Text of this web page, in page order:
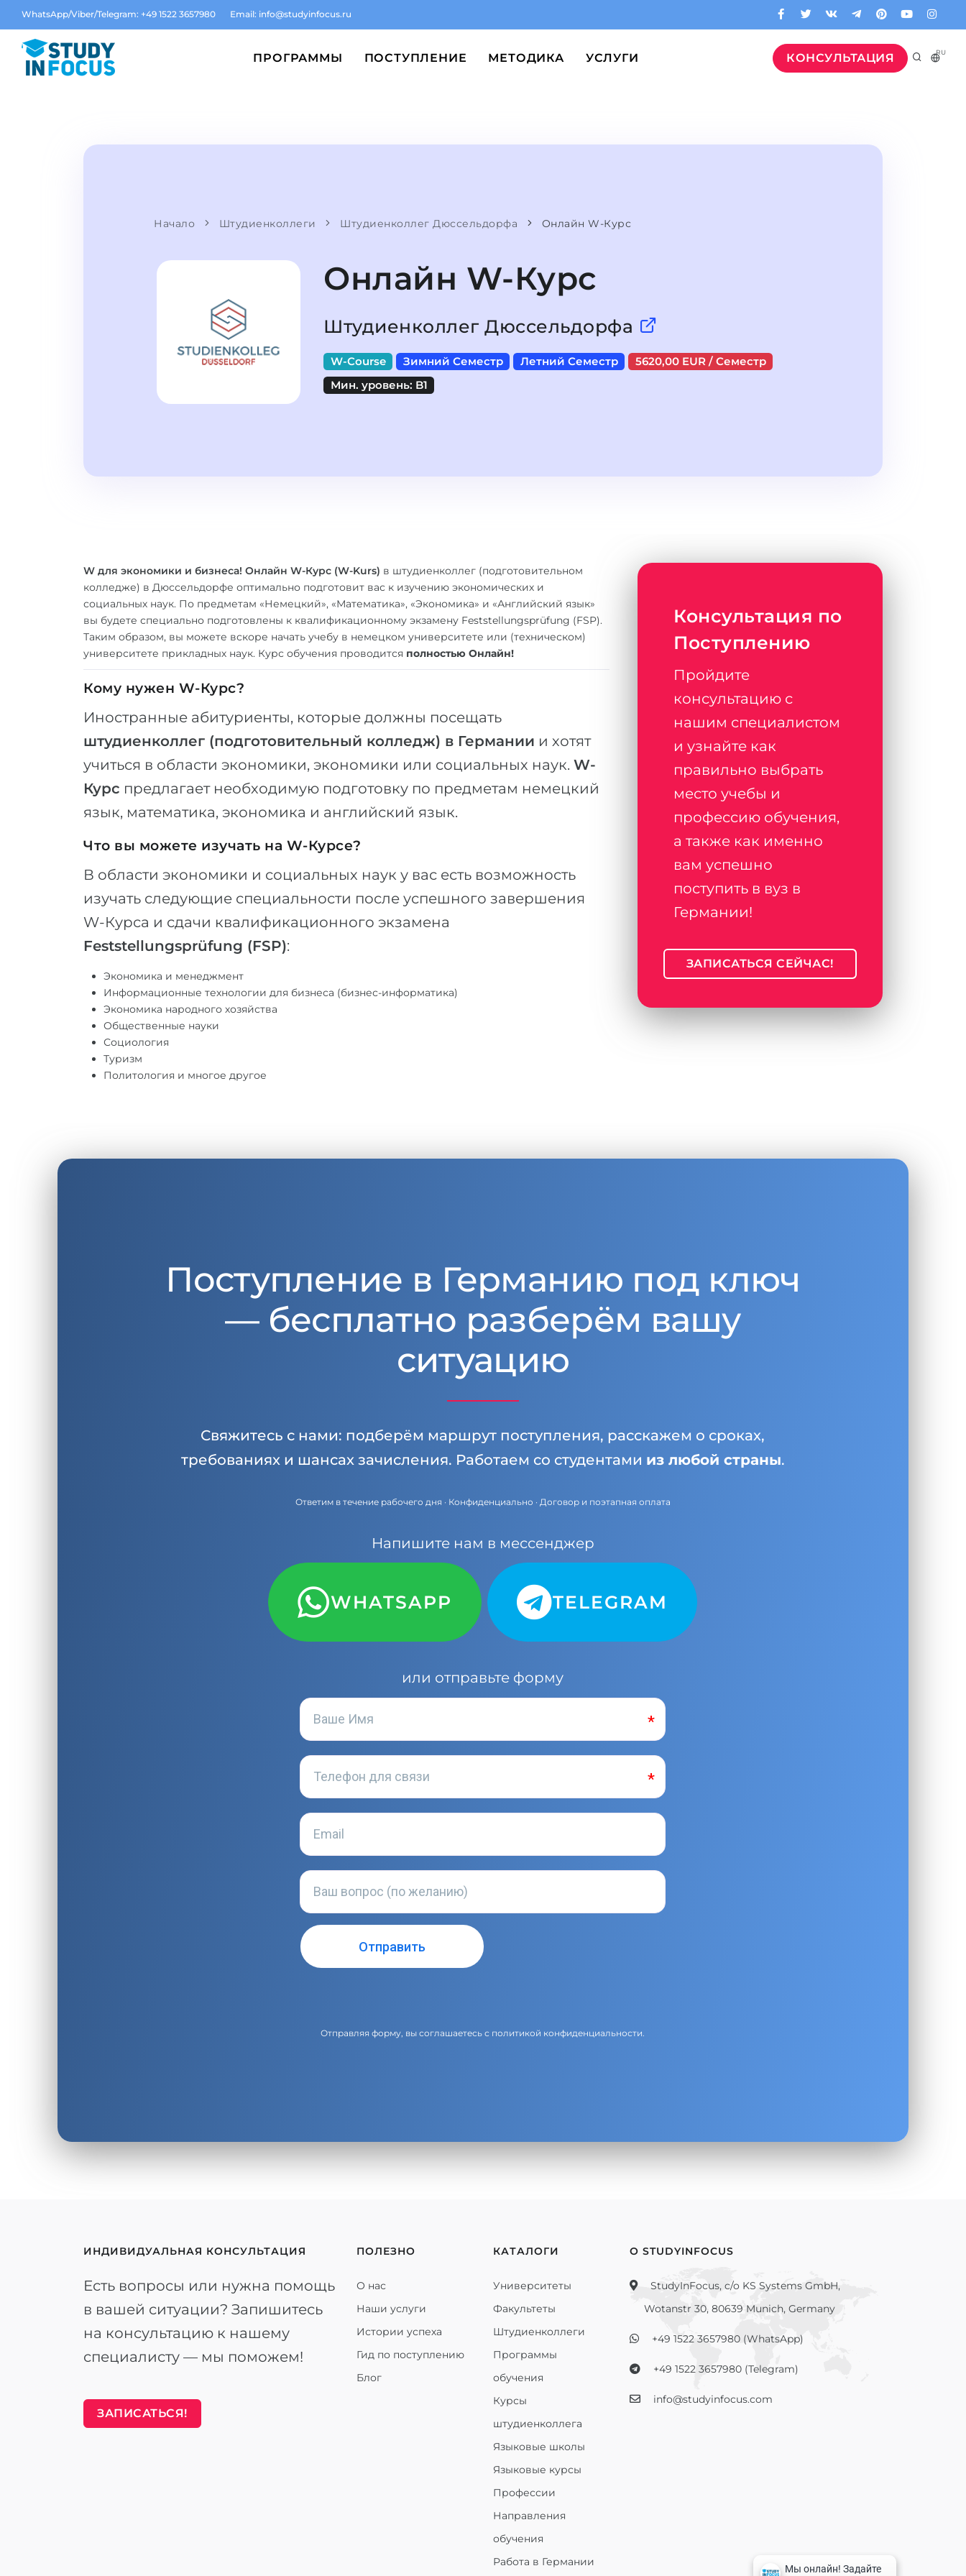
WhatsApp/Viber/Telegram: +49 1522 3657980 Email: info@studyinfocus.ru
КОНСУЛЬТАЦИЯ RU
ПРОГРАММЫ ПОСТУПЛЕНИЕ МЕТОДИКА УСЛУГИ
Начало Штудиенколлеги Штудиенколлег Дюссельдорфа Онлайн W-Курс
Онлайн W-Курс
Штудиенколлег Дюссельдорфа
W-Course Зимний Семестр Летний Семестр
5620,00 EUR / Семестр
Мин. уровень: B1
W для экономики и бизнеса! Онлайн W-Курс (W-Kurs) в штудиенколлег (подготовительном
колледже) в Дюссельдорфе оптимально подготовит вас к изучению экономических и
социальных наук. По предметам «Немецкий», «Математика», «Экономика» и «Английский язык»
вы будете специально подготовлены к квалификационному экзамену Feststellungsprüfung (FSP).
Таким образом, вы можете вскоре начать учебу в немецком университете или (техническом)
университете прикладных наук. Курс обучения проводится полностью Онлайн!
Кому нужен W-Курс?
Иностранные абитуриенты, которые должны посещать
штудиенколлег (подготовительный колледж) в Германии и хотят
учиться в области экономики, экономики или социальных наук. W-
Курс предлагает необходимую подготовку по предметам немецкий
язык, математика, экономика и английский язык.
Что вы можете изучать на W-Курсе?
В области экономики и социальных наук у вас есть возможность
изучать следующие специальности после успешного завершения
W-Курса и сдачи квалификационного экзамена
Feststellungsprüfung (FSP):
Экономика и менеджмент
Информационные технологии для бизнеса (бизнес-информатика)
Экономика народного хозяйства
Общественные науки
Социология
Туризм
Политология и многое другое
Консультация по
Поступлению
Пройдите
консультацию с
нашим специалистом
и узнайте как
правильно выбрать
место учебы и
профессию обучения,
а также как именно
вам успешно
поступить в вуз в
Германии!
ЗАПИСАТЬСЯ СЕЙЧАС!
Поступление в Германию под ключ
— бесплатно разберём вашу
ситуацию
Свяжитесь с нами: подберём маршрут поступления, расскажем о сроках,
требованиях и шансах зачисления. Работаем со студентами из любой страны.
Ответим в течение рабочего дня · Конфиденциально · Договор и поэтапная оплата
Напишите нам в мессенджер
WHATSAPP TELEGRAM
или отправьте форму
Отправляя форму, вы соглашаетесь с политикой конфиденциальности.
ИНДИВИДУАЛЬНАЯ КОНСУЛЬТАЦИЯ
Есть вопросы или нужна помощь
в вашей ситуации? Запишитесь
на консультацию к нашему
специалисту — мы поможем!
ЗАПИСАТЬСЯ!
ПОЛЕЗНО
О нас
Наши услуги
Истории успеха
Гид по поступлению
Блог
КАТАЛОГИ
Университеты
Факультеты
Штудиенколлеги
Программы
обучения
Курсы
штудиенколлега
Языковые школы
Языковые курсы
Профессии
Направления
обучения
Работа в Германии
О STUDYINFOCUS
StudyInFocus, c/o KS Systems GmbH,
Wotanstr 30, 80639 Munich, Germany
+49 1522 3657980 (WhatsApp)
+49 1522 3657980 (Telegram)
info@studyinfocus.com